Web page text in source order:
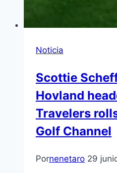
Noticia
Scottie
Hovland
Travelers
Golf Channel
Pornenetaro 29